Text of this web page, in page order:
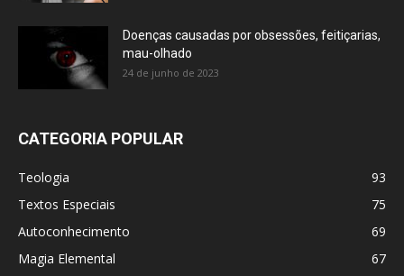
Doenças causadas por obsessões, feitiçarias,
mau-olhado
24 de junho de 2023
CATEGORIA POPULAR
Teologia
93
Textos Especiais
75
Autoconhecimento
69
Magia Elemental
67